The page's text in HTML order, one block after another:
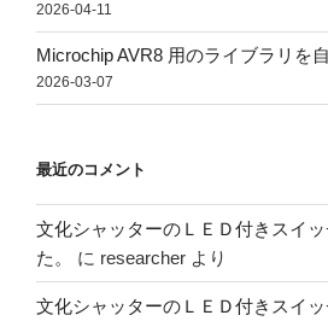
2026-04-11
Microchip AVR8 用のライブラリを
2026-03-07
最近のコメント
文化シャッターのＬＥＤ付きスイ
た。
に researcher より
文化シャッターのＬＥＤ付きスイ